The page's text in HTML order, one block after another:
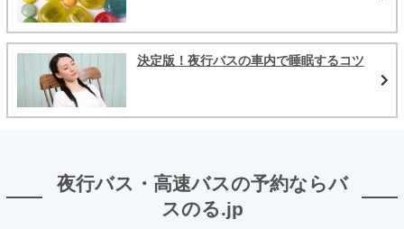
決定版！夜行バスの車内で睡眠するコツ
夜行バス・高速バスの予約ならバ
スのる.jp